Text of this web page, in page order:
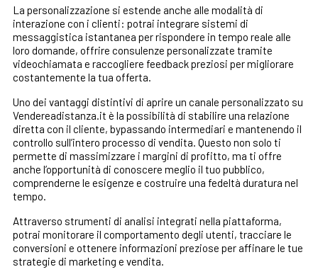
La personalizzazione si estende anche alle modalità di
interazione con i clienti: potrai integrare sistemi di
messaggistica istantanea per rispondere in tempo reale alle
loro domande, offrire consulenze personalizzate tramite
videochiamata e raccogliere feedback preziosi per migliorare
costantemente la tua offerta.
Uno dei vantaggi distintivi di aprire un canale personalizzato su
Vendereadistanza.it è la possibilità di stabilire una relazione
diretta con il cliente, bypassando intermediari e mantenendo il
controllo sull’intero processo di vendita. Questo non solo ti
permette di massimizzare i margini di profitto, ma ti offre
anche l’opportunità di conoscere meglio il tuo pubblico,
comprenderne le esigenze e costruire una fedeltà duratura nel
tempo.
Attraverso strumenti di analisi integrati nella piattaforma,
potrai monitorare il comportamento degli utenti, tracciare le
conversioni e ottenere informazioni preziose per affinare le tue
strategie di marketing e vendita.